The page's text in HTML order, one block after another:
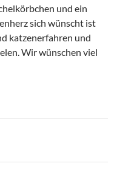
und ein
sich wünscht ist
katzenerfahren und
Wir wünschen viel